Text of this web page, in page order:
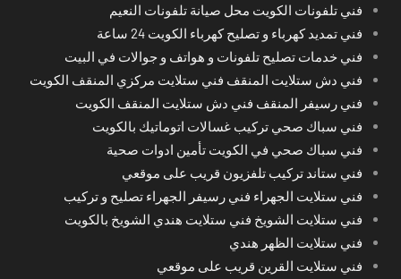
فني تلفونات الكويت محل صيانة تلفونات النعيم
فني تمديد كهرباء و تصليح كهرباء الكويت 24 ساعة
فني خدمات تصليح تلفونات و هواتف و جوالات في البيت
فني دش ستلايت المنقف فني ستلايت مركزي المنقف الكويت
فني رسيفر المنقف فني دش ستلايت المنقف الكويت
فني سباك صحي تركيب غسالات اتوماتيك بالكويت
فني سباك صحي في الكويت تأمين ادوات صحية
فني ستاند تركيب تلفزيون قريب على موقعي
فني ستلايت الجهراء فني رسيفر الجهراء تصليح و تركيب
فني ستلايت الشويخ فني ستلايت هندي الشويخ بالكويت
فني ستلايت الظهر هندي
فني ستلايت القرين قريب على موقعي